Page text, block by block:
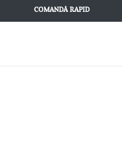
COMANDĂ RAPID